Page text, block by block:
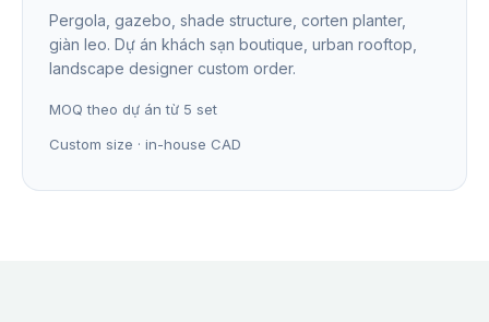
Pergola, gazebo, shade structure, corten planter,
giàn leo. Dự án khách sạn boutique, urban rooftop,
landscape designer custom order.
MOQ theo dự án từ 5 set
Custom size · in-house CAD